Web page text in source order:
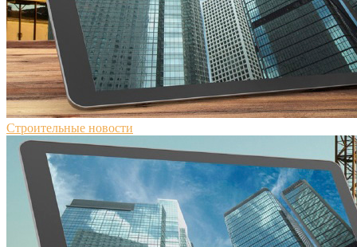
Строительные новости